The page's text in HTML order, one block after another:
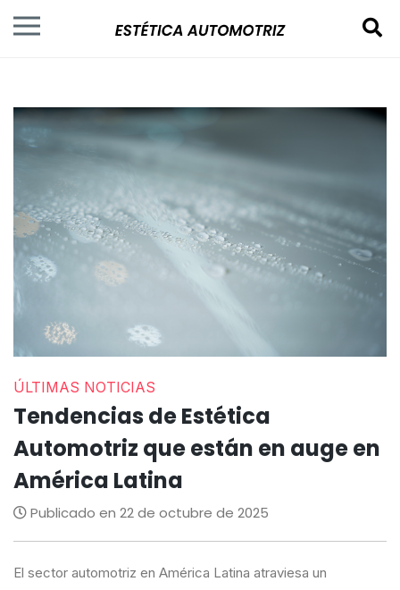
ÚLTIMAS NOTICIAS
Tendencias de Estética
Automotriz que están en auge en
América Latina
Publicado en 22 de octubre de 2025
El sector automotriz en América Latina atraviesa un